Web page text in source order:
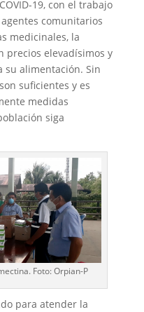
19, con el trabajo
comunitarios
medicinales, la
precios elevadísimos y
su alimentación. Sin
suficientes y es
medidas
siga
Foto: Orpian-P
para atender la